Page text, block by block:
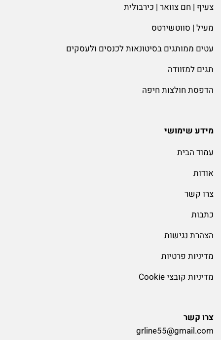
צעיף | חם צוואר | כירבולית
מעיל | סווטשירטס
עטים ממותגים בסיטונאות לכנסים ולעסקים
תגים למזוודה
הדפסת חולצות חיפה
מידע שימושי
עמוד הבית
אודות
צרו קשר
כתבות
הצהרת נגישות
מדיניות פרטיות
מדיניות קובצי Cookie
צרו קשר
grline55@gmail.com